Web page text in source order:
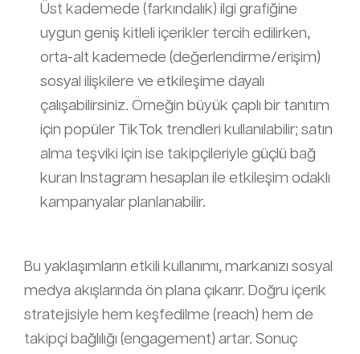
Üst kademede (farkındalık) ilgi grafiğine
uygun geniş kitleli içerikler tercih edilirken,
orta-alt kademede (değerlendirme/erişim)
sosyal ilişkilere ve etkileşime dayalı
çalışabilirsiniz. Örneğin büyük çaplı bir tanıtım
için popüler TikTok trendleri kullanılabilir; satın
alma teşviki için ise takipçileriyle güçlü bağ
kuran Instagram hesapları ile etkileşim odaklı
kampanyalar planlanabilir.
Bu yaklaşımların etkili kullanımı, markanızı sosyal
medya akışlarında ön plana çıkarır. Doğru içerik
stratejisiyle hem keşfedilme (reach) hem de
takipçi bağlılığı (engagement) artar. Sonuç